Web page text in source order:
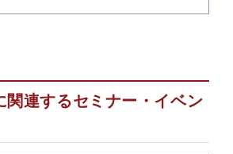
関連するセミナー・イベン